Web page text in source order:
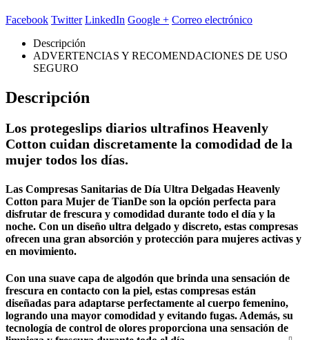
Facebook Twitter LinkedIn Google + Correo electrónico
Descripción
ADVERTENCIAS Y RECOMENDACIONES DE USO
SEGURO
Descripción
Los protegeslips diarios ultrafinos Heavenly
Cotton cuidan discretamente la comodidad de la
mujer todos los días.
Las Compresas Sanitarias de Día Ultra Delgadas Heavenly
Cotton para Mujer de TianDe son la opción perfecta para
disfrutar de frescura y comodidad durante todo el día y la
noche. Con un diseño ultra delgado y discreto, estas compresas
ofrecen una gran absorción y protección para mujeres activas y
en movimiento.
Con una suave capa de algodón que brinda una sensación de
frescura en contacto con la piel, estas compresas están
diseñadas para adaptarse perfectamente al cuerpo femenino,
logrando una mayor comodidad y evitando fugas. Además, su
tecnología de control de olores proporciona una sensación de